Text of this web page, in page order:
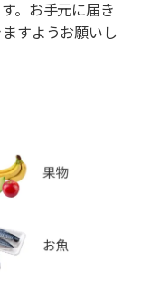
。お手元に届き
すようお願いし